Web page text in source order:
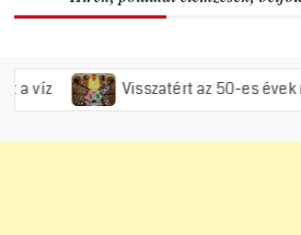
Visszatért az 50-es évek